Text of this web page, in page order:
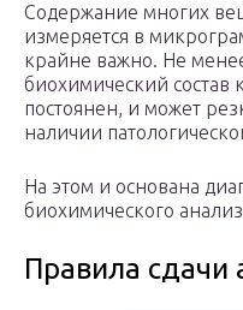
Содержание многих
измеряется в
крайне важно. Не
биохимический состав
постоянен, и может
наличии
На этом и основана
биохимического
Правила сдачи